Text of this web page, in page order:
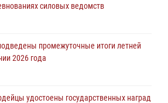
магазинных воров в Челябинске
Росгвардии задержали
убийства
силовых ведомств
промежуточные итоги летней
2026 года
удостоены государственных наград